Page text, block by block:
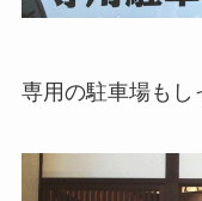
専用の駐車場もし